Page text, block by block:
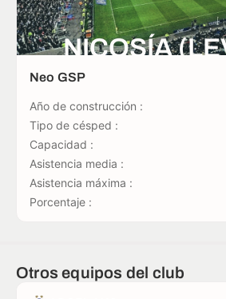
NICOSÍA
Neo GSP
Año de construcción :
Tipo de césped :
Capacidad :
Asistencia media :
Asistencia máxima :
Porcentaje :
Otros equipos del club